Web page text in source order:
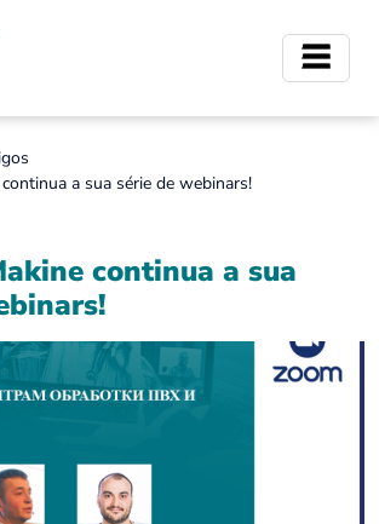
continua a sua série de webinars!
continua a sua